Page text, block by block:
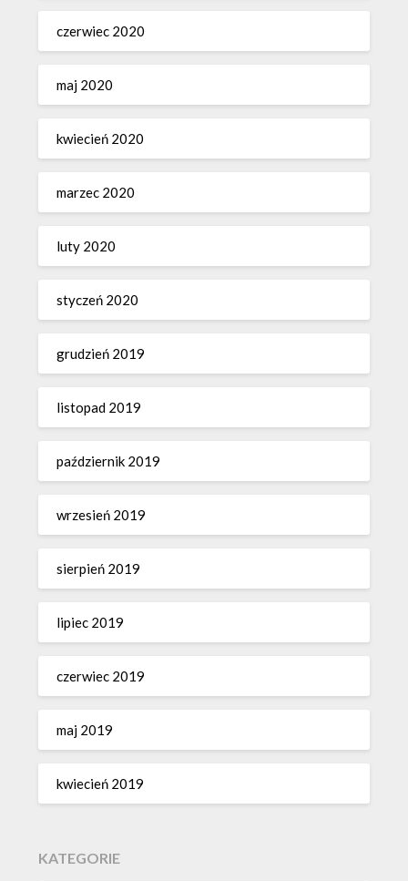
czerwiec 2020
maj 2020
kwiecień 2020
marzec 2020
luty 2020
styczeń 2020
grudzień 2019
listopad 2019
październik 2019
wrzesień 2019
sierpień 2019
lipiec 2019
czerwiec 2019
maj 2019
kwiecień 2019
KATEGORIE